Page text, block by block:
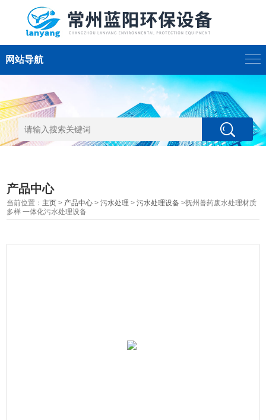
网站导航
产品中心
当前位置： 主页 > 产品中心 >污水处理 >污水处理设备 >抚州兽药废水处理材质
多样 一体化污水处理设备